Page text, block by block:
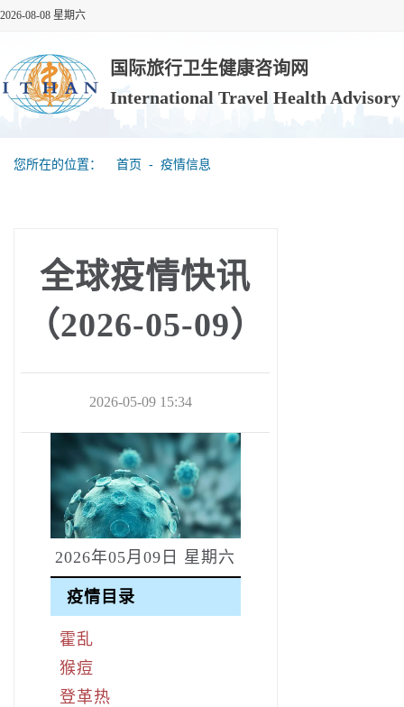
2026-08-08 星期六
国际旅行卫生健康咨询网
International Travel Health
您所在的位置： 首页 ‐ 疫情信息
全球疫情快讯
（2026-05-09）
2026-05-09 15:34
2026年05月09日 星期六
疫情目录
霍乱
猴痘
登革热